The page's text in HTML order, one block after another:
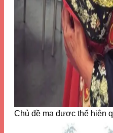
Chủ đề ma được thể hiện